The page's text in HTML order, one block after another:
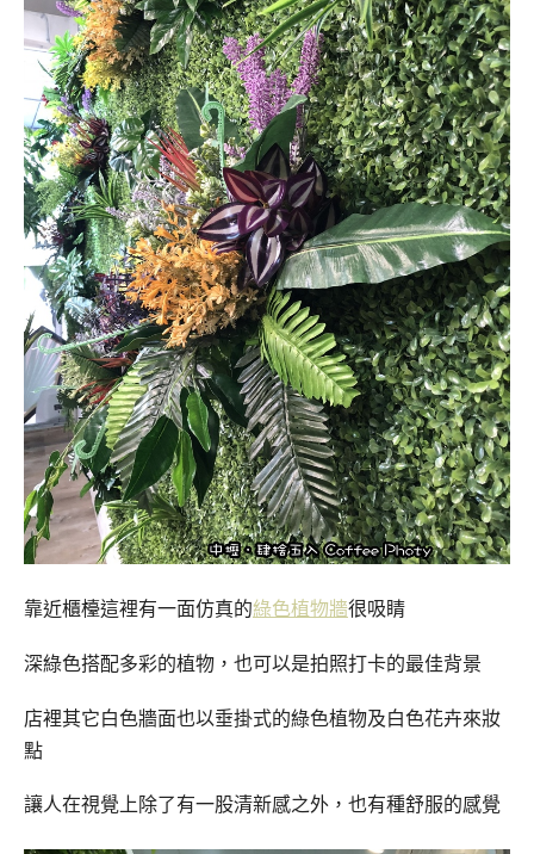
靠近櫃檯這裡有一面仿真的綠色植物牆很吸睛
深綠色搭配多彩的植物，也可以是拍照打卡的最佳背景
店裡其它白色牆面也以垂掛式的綠色植物及白色花卉來妝
點
讓人在視覺上除了有一股清新感之外，也有種舒服的感覺